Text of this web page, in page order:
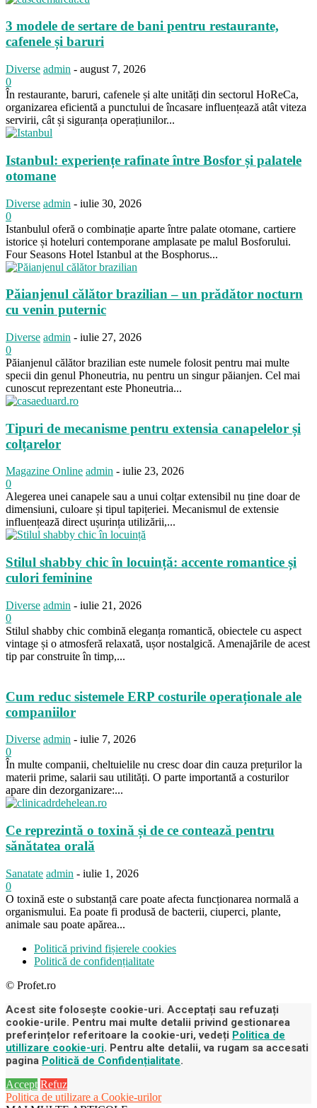
3 modele de sertare de bani pentru restaurante,
cafenele și baruri
Diverse admin - august 7, 2026
0
În restaurante, baruri, cafenele și alte unități din sectorul HoReCa,
organizarea eficientă a punctului de încasare influențează atât viteza
servirii, cât și siguranța operațiunilor...
Istanbul: experiențe rafinate între Bosfor și palatele
otomane
Diverse admin - iulie 30, 2026
0
Istanbulul oferă o combinație aparte între palate otomane, cartiere
istorice și hoteluri contemporane amplasate pe malul Bosforului.
Four Seasons Hotel Istanbul at the Bosphorus...
Păianjenul călător brazilian – un prădător nocturn
cu venin puternic
Diverse admin - iulie 27, 2026
0
Păianjenul călător brazilian este numele folosit pentru mai multe
specii din genul Phoneutria, nu pentru un singur păianjen. Cel mai
cunoscut reprezentant este Phoneutria...
Tipuri de mecanisme pentru extensia canapelelor și
colțarelor
Magazine Online admin - iulie 23, 2026
0
Alegerea unei canapele sau a unui colțar extensibil nu ține doar de
dimensiuni, culoare și tipul tapițeriei. Mecanismul de extensie
influențează direct ușurința utilizării,...
Stilul shabby chic în locuință: accente romantice și
culori feminine
Diverse admin - iulie 21, 2026
0
Stilul shabby chic combină eleganța romantică, obiectele cu aspect
vintage și o atmosferă relaxată, ușor nostalgică. Amenajările de acest
tip par construite în timp,...
Cum reduc sistemele ERP costurile operaționale ale
companiilor
Diverse admin - iulie 7, 2026
0
În multe companii, cheltuielile nu cresc doar din cauza prețurilor la
materii prime, salarii sau utilități. O parte importantă a costurilor
apare din dezorganizare:...
Ce reprezintă o toxină și de ce contează pentru
sănătatea orală
Sanatate admin - iulie 1, 2026
0
O toxină este o substanță care poate afecta funcționarea normală a
organismului. Ea poate fi produsă de bacterii, ciuperci, plante,
animale sau poate apărea...
Politică privind fișierele cookies
Politică de confidențialitate
© Profet.ro
Acest site folosește cookie-uri. Acceptați sau refuzați
cookie-urile. Pentru mai multe detalii privind gestionarea
preferințelor referitoare la cookie-uri, vedeți Politica de
utillizare cookie-uri. Pentru alte detalii, va rugam sa accesati
pagina Politică de Confidențialitate.
Accept Refuz
Politica de utilizare a Cookie-urilor